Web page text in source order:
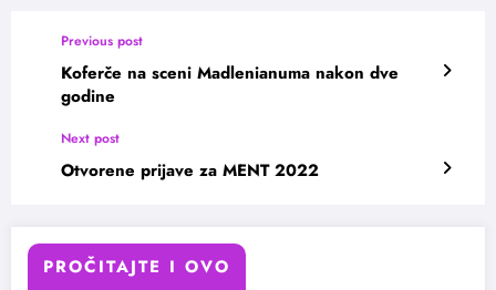
Previous post
Koferče na sceni Madlenianuma nakon dve
godine
Next post
Otvorene prijave za MENT 2022
PROČITAJTE I OVO